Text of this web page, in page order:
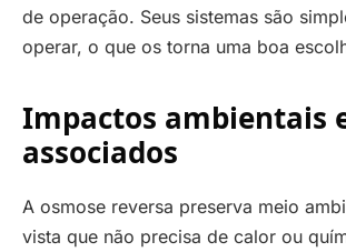
de operação. Seus sistemas são
operar, o que os torna uma boa
Impactos ambientais
associados
A osmose reversa preserva meio
vista que não precisa de calor ou